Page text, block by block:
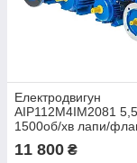
Електродвигун
АІР112М4ІМ2081
1500об/хв лапи/
(електричний
380В
11 800 ₴